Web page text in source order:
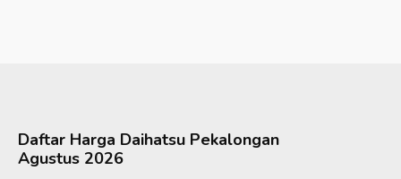
Daftar Harga Daihatsu Pekalongan
Agustus 2026